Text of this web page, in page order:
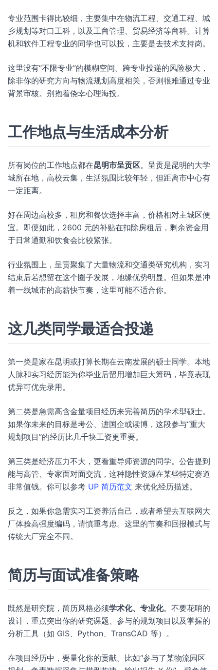
专业范围卡得比较细，主要集中在物流工程、交通工程、城
乡规划等对口工科，以及工商管理、贸易经济等商科。计算
机和软件工程专业的同学也可以投，主要是去技术支持岗。
这里没有“不限专业”的模糊空间。跨专业投递的风险极大，
除非你的研究方向与物流规划高度相关，否则很难通过专业
背景审核。别抱着侥幸心理海投。
工作地点与生活成本分析
所有岗位的工作地点都在昆明市呈贡区。呈贡是昆明的大学
城所在地，高校云集，生活氛围比较年轻，但距离市中心有
一定距离。
好在周边高校多，租房和餐饮选择丰富，价格相对主城区便
宜。即便如此，2600 元的补贴在扣除房租后，剩余资金用
于日常通勤和饮食会比较紧张。
行业氛围上，呈贡聚集了大量物流和交通类研究机构，实习
结束后若想留在这个圈子发展，地缘优势明显。但如果是冲
着一线城市的高薪快节奏，这里可能不适合你。
这几类同学最适合投递
第一类是家在昆明或打算长期在云南发展的硕士同学。本地
人脉和实习经历能为你毕业后留用增加巨大筹码，毕竟表现
优异可优先录用。
第二类是急需高含金量项目经历来完善简历的学术型硕士。
如果你未来的目标是考公、进国企或读博，这段参与“重大
规划项目”的经历比几千块工资更重要。
第三类是经济压力不大，更看重导师资源的同学。公告提到
能与高管、专家面对面交流，这种隐性资源在某些特定赛道
非常值钱。你可以参考 UP 简历范文 来优化经历描述。
反之，如果你急需实习工资养活自己，或者希望去互联网大
厂体验高强度编码，请慎重考虑。这里的节奏和回报模式与
传统大厂完全不同。
简历与面试准备策略
既然是研究院，简历风格必须学术化、专业化。不要花哨的
设计，重点突出你的研究课题、参与的规划项目以及掌握的
分析工具（如 GIS、Python、TransCAD 等）。
在项目经历中，要量化你的贡献。比如“参与了某物流园区